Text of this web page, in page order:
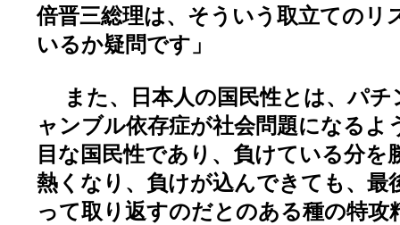
倍晋三総理は、そういう取立てのリ
いるか疑問です」
また、日本人の国民性とは、パチ
ャンブル依存症が社会問題になるよ
目な国民性であり、負けている分を
熱くなり、負けが込んできても、最
って取り返すのだとのある種の特攻